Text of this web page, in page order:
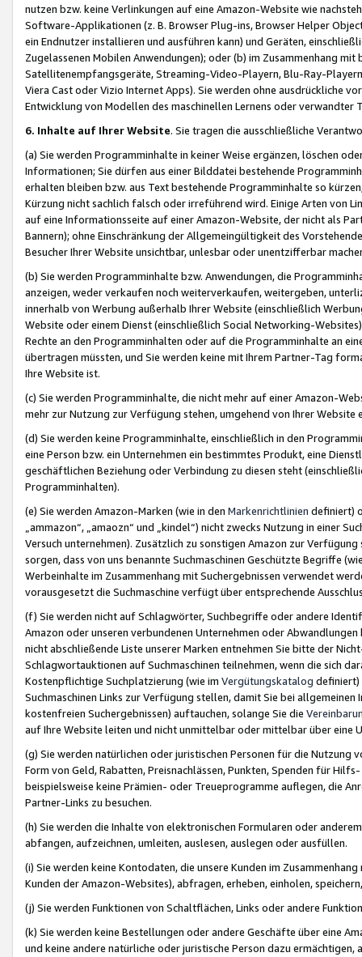
nutzen bzw. keine Verlinkungen auf eine Amazon-Website wie
Software-Applikationen (z. B. Browser Plug-ins, Browser Helper
ein Endnutzer installieren und ausführen kann) und Geräten,
Zugelassenen Mobilen Anwendungen); oder (b) im Zusammenhang
Satellitenempfangsgeräte, Streaming-Video-Playern, Blu-Ray-
Viera Cast oder Vizio Internet Apps). Sie werden ohne ausdrückliche
Entwicklung von Modellen des maschinellen Lernens oder
6. Inhalte auf Ihrer Website. Sie tragen die ausschließliche
(a) Sie werden Programminhalte in keiner Weise ergänzen, löschen
Informationen; Sie dürfen aus einer Bilddatei bestehende
erhalten bleiben bzw. aus Text bestehende Programminhalte so
Kürzung nicht sachlich falsch oder irreführend wird. Einige Arten von
auf eine Informationsseite auf einer Amazon-Website, der nicht als
Bannern); ohne Einschränkung der Allgemeingültigkeit des
Besucher Ihrer Website unsichtbar, unlesbar oder unentzifferbar
(b) Sie werden Programminhalte bzw. Anwendungen, die
anzeigen, weder verkaufen noch weiterverkaufen, weitergeben,
innerhalb von Werbung außerhalb Ihrer Website (einschließlich
Website oder einem Dienst (einschließlich Social Networking-
Rechte an den Programminhalten oder auf die Programminhalte an
übertragen müssten, und Sie werden keine mit Ihrem Partner-Tag
Ihre Website ist.
(c) Sie werden Programminhalte, die nicht mehr auf einer Amazon-
mehr zur Nutzung zur Verfügung stehen, umgehend von Ihrer
(d) Sie werden keine Programminhalte, einschließlich in den
eine Person bzw. ein Unternehmen ein bestimmtes Produkt, eine
geschäftlichen Beziehung oder Verbindung zu diesen steht
Programminhalten).
(e) Sie werden Amazon-Marken (wie in den Markenrichtlinien definiert)
„ammazon“, „amaozn“ und „kindel“) nicht zwecks Nutzung in einer
Versuch unternehmen). Zusätzlich zu sonstigen Amazon zur
sorgen, dass von uns benannte Suchmaschinen Geschützte Begriffe
Werbeinhalte im Zusammenhang mit Suchergebnissen verwendet
vorausgesetzt die Suchmaschine verfügt über entsprechende
(f) Sie werden nicht auf Schlagwörter, Suchbegriffe oder andere
Amazon oder unseren verbundenen Unternehmen oder
nicht abschließende Liste unserer Marken entnehmen Sie bitte der
Schlagwortauktionen auf Suchmaschinen teilnehmen, wenn die sich
Kostenpflichtige Suchplatzierung (wie im Vergütungskatalog definiert)
Suchmaschinen Links zur Verfügung stellen, damit Sie bei
kostenfreien Suchergebnissen) auftauchen, solange Sie die
auf Ihre Website leiten und nicht unmittelbar oder mittelbar über eine
(g) Sie werden natürlichen oder juristischen Personen für die Nutzung
Form von Geld, Rabatten, Preisnachlässen, Punkten, Spenden für
beispielsweise keine Prämien- oder Treueprogramme auflegen, die
Partner-Links zu besuchen.
(h) Sie werden die Inhalte von elektronischen Formularen oder
abfangen, aufzeichnen, umleiten, auslesen, auslegen oder ausfüllen.
(i) Sie werden keine Kontodaten, die unsere Kunden im
Kunden der Amazon-Websites), abfragen, erheben, einholen,
(j) Sie werden Funktionen von Schaltflächen, Links oder andere
(k) Sie werden keine Bestellungen oder andere Geschäfte über eine
und keine andere natürliche oder juristische Person dazu